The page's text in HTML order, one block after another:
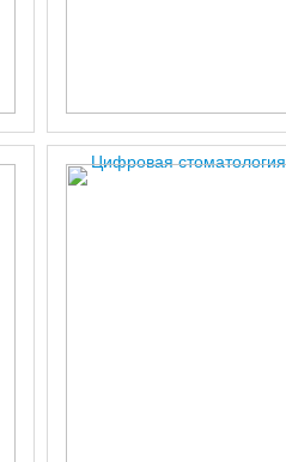
Цифровая стоматология